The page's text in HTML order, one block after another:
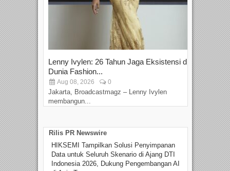
Lenny Ivylen: 26 Tahun Jaga Eksistensi di
Dunia Fashion...
Aug 08, 2026 0
Jakarta, Broadcastmagz – Lenny Ivylen
membangun...
Rilis PR Newswire
HIKSEMI Tampilkan Solusi Penyimpanan
Data untuk Seluruh Skenario di Ajang DTI
Indonesia 2026, Dukung Pengembangan AI